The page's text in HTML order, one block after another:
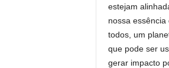
estejam
nossa
todos, um
que pode ser
gerar impacto